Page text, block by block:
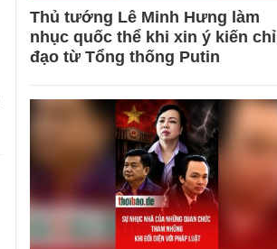
Thủ tướng Lê Minh Hưng làm
nhục quốc thể khi xin ý kiến chỉ
đạo từ Tổng thống Putin